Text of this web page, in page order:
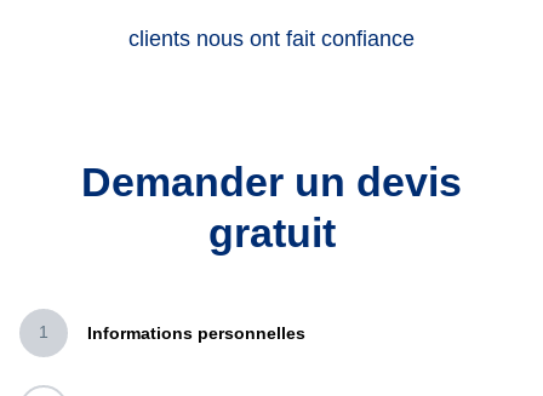
clients nous ont fait confiance
Demander un devis
gratuit
1 Informations personnelles